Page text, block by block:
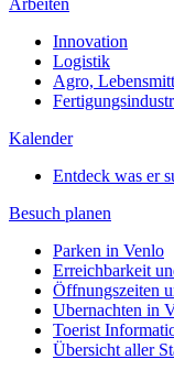
Innovation
Logistik
Agro,
Kalender
Entdeck was er
Besuch planen
Parken in Venlo
Erreichbarkeit
Öffnungszeiten
Ubernachten in
Toerist
Übersicht aller